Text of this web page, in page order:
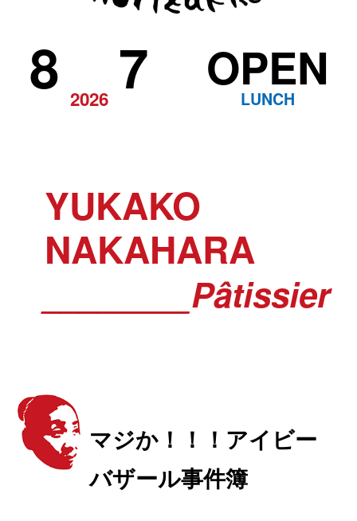
2026
8 7 LUNCH
OPEN
YUKAKO
NAKAHARA
________Pâtissier
マジか！！！アイビー
バザール事件簿